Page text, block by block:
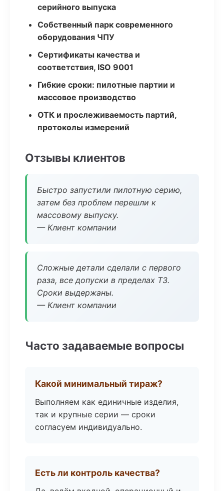
серийного выпуска
Собственный парк современного
оборудования ЧПУ
Сертификаты качества и
соответствия, ISO 9001
Гибкие сроки: пилотные партии и
массовое производство
ОТК и прослеживаемость партий,
протоколы измерений
Отзывы клиентов
Быстро запустили пилотную серию,
затем без проблем перешли к
массовому выпуску.
— Клиент компании
Сложные детали сделали с первого
раза, все допуски в пределах ТЗ.
Сроки выдержаны.
— Клиент компании
Часто задаваемые вопросы
Какой минимальный тираж?
Выполняем как единичные изделия,
так и крупные серии — сроки
согласуем индивидуально.
Есть ли контроль качества?